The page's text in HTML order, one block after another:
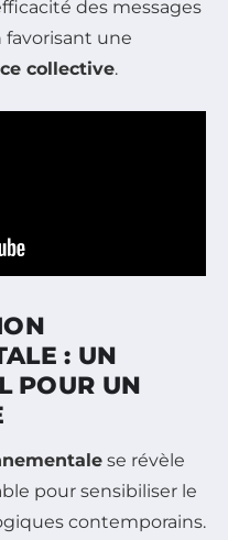
des messages
une
collective.
: UN
POUR UN
se révèle
pour sensibiliser le
contemporains.